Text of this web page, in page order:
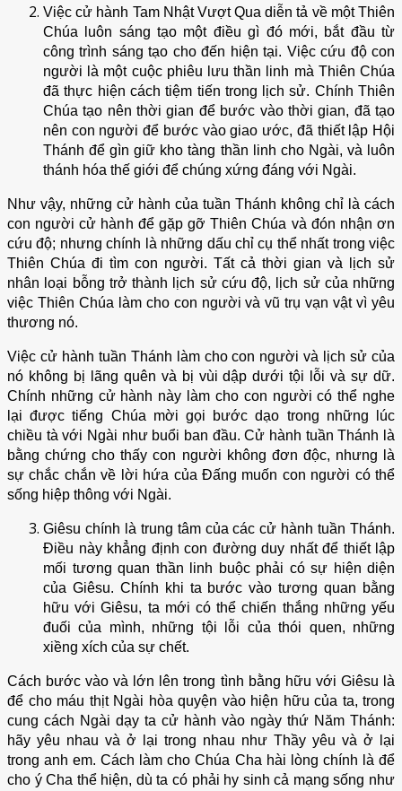
Việc cử hành Tam Nhật Vượt Qua diễn tả về một Thiên
Chúa luôn sáng tạo một điều gì đó mới, bắt đầu từ
công trình sáng tạo cho đến hiện tại. Việc cứu độ con
người là một cuộc phiêu lưu thần linh mà Thiên Chúa
đã thực hiện cách tiệm tiến trong lịch sử. Chính Thiên
Chúa tạo nên thời gian để bước vào thời gian, đã tạo
nên con người để bước vào giao ước, đã thiết lập Hội
Thánh để gìn giữ kho tàng thần linh cho Ngài, và luôn
thánh hóa thế giới để chúng xứng đáng với Ngài.
Như vậy, những cử hành của tuần Thánh không chỉ là cách
con người cử hành để gặp gỡ Thiên Chúa và đón nhận ơn
cứu độ; nhưng chính là những dấu chỉ cụ thể nhất trong việc
Thiên Chúa đi tìm con người. Tất cả thời gian và lịch sử
nhân loại bỗng trở thành lịch sử cứu độ, lịch sử của những
việc Thiên Chúa làm cho con người và vũ trụ vạn vật vì yêu
thương nó.
Việc cử hành tuần Thánh làm cho con người và lịch sử của
nó không bị lãng quên và bị vùi dập dưới tội lỗi và sự dữ.
Chính những cử hành này làm cho con người có thể nghe
lại được tiếng Chúa mời gọi bước dạo trong những lúc
chiều tà với Ngài như buổi ban đầu. Cử hành tuần Thánh là
bằng chứng cho thấy con người không đơn độc, nhưng là
sự chắc chắn về lời hứa của Đấng muốn con người có thể
sống hiệp thông với Ngài.
Giêsu chính là trung tâm của các cử hành tuần Thánh.
Điều này khẳng định con đường duy nhất để thiết lập
mối tương quan thần linh buộc phải có sự hiện diện
của Giêsu. Chính khi ta bước vào tương quan bằng
hữu với Giêsu, ta mới có thể chiến thắng những yếu
đuối của mình, những tội lỗi của thói quen, những
xiềng xích của sự chết.
Cách bước vào và lớn lên trong tình bằng hữu với Giêsu là
để cho máu thịt Ngài hòa quyện vào hiện hữu của ta, trong
cung cách Ngài dạy ta cử hành vào ngày thứ Năm Thánh:
hãy yêu nhau và ở lại trong nhau như Thầy yêu và ở lại
trong anh em. Cách làm cho Chúa Cha hài lòng chính là để
cho ý Cha thể hiện, dù ta có phải hy sinh cả mạng sống như